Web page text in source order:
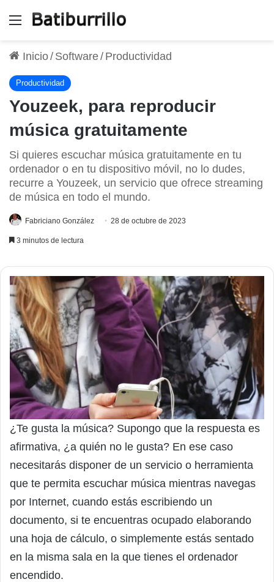
Menú
Inicio/ Software/ Productividad
Productividad
Youzeek, para reproducir
música gratuitamente
Si quieres escuchar música gratuitamente en tu
ordenador o en tu dispositivo móvil, no lo dudes,
recurre a Youzeek, un servicio que ofrece streaming
de música en todo el mundo.
Fabriciano González 28 de octubre de 2023
3 minutos de lectura
¿Te gusta la música? Supongo que la respuesta es
afirmativa, ¿a quién no le gusta? En ese caso
necesitarás disponer de un servicio o herramienta
que te permita escuchar música mientras navegas
por Internet, cuando estás escribiendo un
documento, si te encuentras ocupado elaborando
una hoja de cálculo, o simplemente estás sentado
en la misma sala en la que tienes el ordenador
encendido.